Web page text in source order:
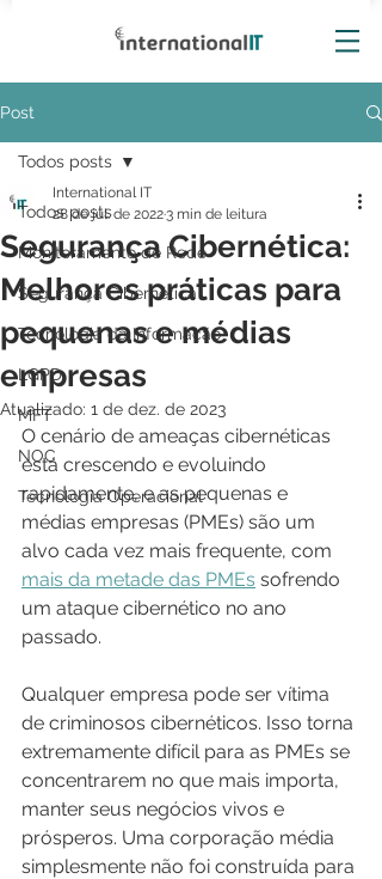
Post
Todos posts
Monitoramento de Rede
Segurança Cibernética
Tecnologia da Informação
LGPD
MFT
NOC
Tecnologia Operacional
Todos posts
Segurança Cibernética:
Melhores práticas para
pequenas e médias
empresas
International IT
28 de jul. de 20223 min de leitura
Atualizado: 1 de dez. de 2023
O cenário de ameaças cibernéticas
está crescendo e evoluindo
rapidamente, e as pequenas e
médias empresas (PMEs) são um
alvo cada vez mais frequente, com
mais da metade das PMEs sofrendo
um ataque cibernético no ano
passado.
Qualquer empresa pode ser vítima
de criminosos cibernéticos. Isso torna
extremamente difícil para as PMEs se
concentrarem no que mais importa,
manter seus negócios vivos e
prósperos. Uma corporação média
simplesmente não foi construída para